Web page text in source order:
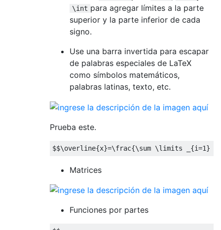
\int para agregar límites a la parte
superior y la parte inferior de cada
signo.
Use una barra invertida para escapar
de palabras especiales de LaTeX
como símbolos matemáticos,
palabras latinas, texto, etc.
Prueba este.
$$\overline{x}=\frac{\sum \limits {i=1}
Matrices
Funciones por partes